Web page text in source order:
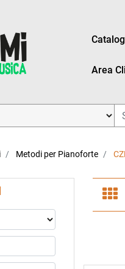
Area
automaticamente
Metodi per Pianoforte
automaticamente